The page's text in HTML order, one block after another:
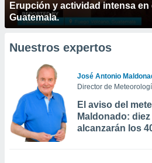
Erupción y actividad intensa
Guatemala.
Nuestros expertos
José Antonio
Director de
El aviso del
Maldonado:
alcanzarán los